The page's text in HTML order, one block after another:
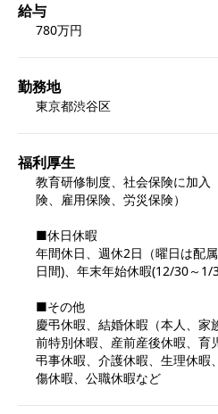
給与
780万円
勤務地
東京都渋谷区
福利厚生
教育研修制度、社会保険に加入
険、雇用保険、労災保険）
■休日休暇
年間休日、週休2日（曜日は配
日間)、年末年始休暇(12/30～1/
■その他
慶弔休暇、結婚休暇（本人、家
前特別休暇、産前産後休暇、育
弔事休暇、介護休暇、生理休暇
傷休暇、公職休暇など